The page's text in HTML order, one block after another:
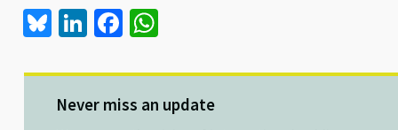
Bl
es
ky
Li
ke
dI
Fa
b
o
at
sA
Never miss an update